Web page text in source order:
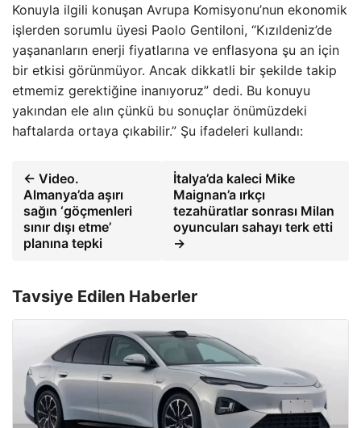
Konuyla ilgili konuşan Avrupa Komisyonu’nun ekonomik
işlerden sorumlu üyesi Paolo Gentiloni, “Kızıldeniz’de
yaşananların enerji fiyatlarına ve enflasyona şu an için
bir etkisi görünmüyor. Ancak dikkatli bir şekilde takip
etmemiz gerektiğine inanıyoruz” dedi. Bu konuyu
yakından ele alın çünkü bu sonuçlar önümüzdeki
haftalarda ortaya çıkabilir.” Şu ifadeleri kullandı:
← Video.
Almanya’da aşırı
sağın ‘göçmenleri
sınır dışı etme’
planına tepki
İtalya’da kaleci Mike
Maignan’a ırkçı
tezahüratlar sonrası Milan
oyuncuları sahayı terk etti
→
Tavsiye Edilen Haberler